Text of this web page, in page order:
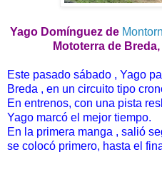
Yago Domínguez de
Mototerra de
Este pasado sábado , Yago
Breda , en un circuito tipo
En entrenos, con una pista
Yago marcó el mejor tiempo.
En la primera manga , salió
se colocó primero, hasta el